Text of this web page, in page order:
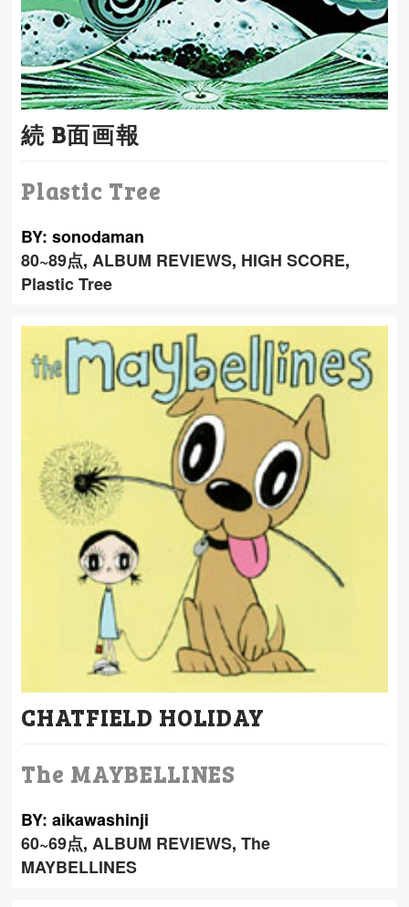
続 B面画報
Plastic Tree
BY: sonodaman
80~89点,ALBUM REVIEWS, HIGH SCORE,
Plastic Tree
CHATFIELD HOLIDAY
The MAYBELLINES
BY: aikawashinji
60~69点,ALBUM REVIEWS,The
MAYBELLINES